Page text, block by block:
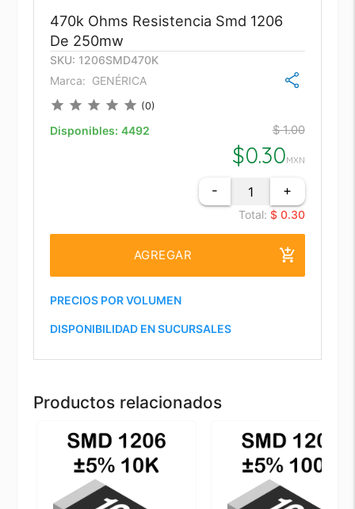
470k Ohms Resistencia Smd 1206
De 250mw
SKU: 1206SMD470K
Marca: GENÉRICA
star star star star star (0)
Disponibles: 4492 $ 1.00
$0.30MXN
- +
Total: $ 0.30
AGREGAR add_shopping_cart
PRECIOS POR VOLUMEN
DISPONIBILIDAD EN SUCURSALES
Productos relacionados